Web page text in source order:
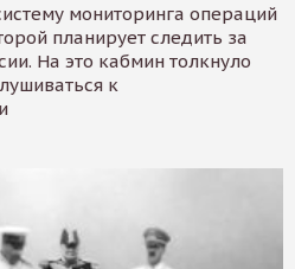
мониторинга операций
планирует следить за
На это кабмин толкнуло
к